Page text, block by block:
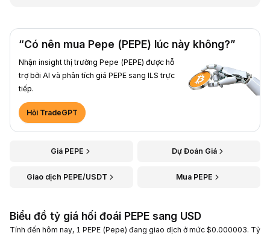
“Có nên mua Pepe (PEPE) lúc này không?”
Nhận insight thị trường Pepe (PEPE) được hỗ
trợ bởi AI và phân tích giá PEPE sang ILS trực
tiếp.
Hỏi TradeGPT
Giá PEPE Dự Đoán Giá
Giao dịch PEPE/USDT Mua PEPE
Biểu đồ tỷ giá hối đoái PEPE sang USD
Tính đến hôm nay, 1 PEPE (Pepe) đang giao dịch ở mức $0.000003. Tỷ